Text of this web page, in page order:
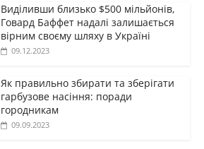
Виділивши близько $500 мільйонів,
Говард Баффет надалі залишається
вірним своєму шляху в Україні
09.12.2023
Як правильно збирати та зберігати
гарбузове насіння: поради
городникам
09.09.2023